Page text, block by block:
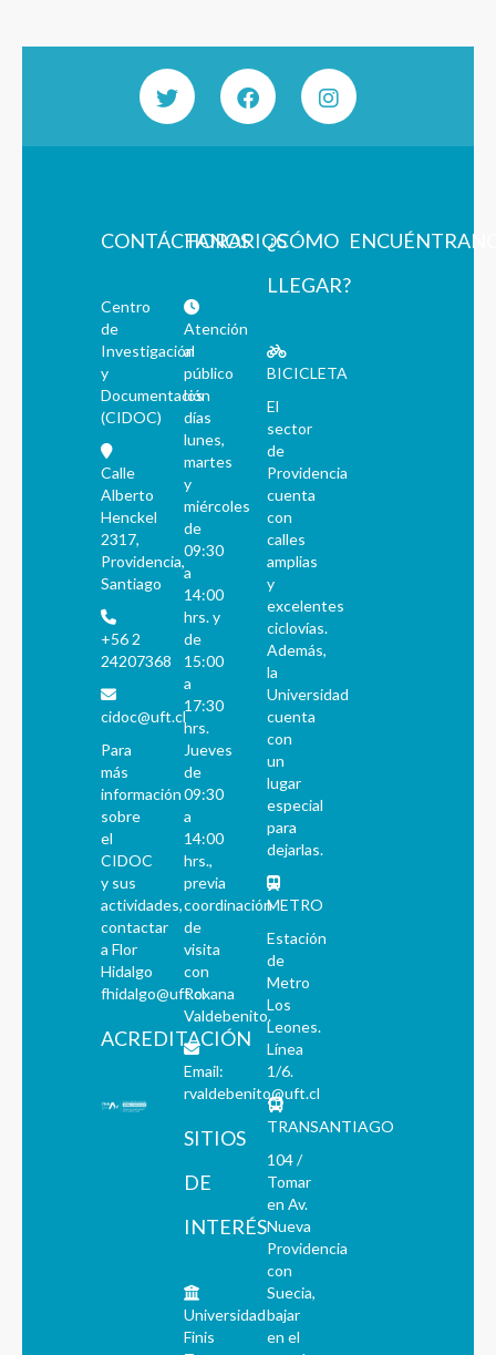
CONTÁCTANOS
Centro
de
Investigación
y
Documentación
(CIDOC)
Calle
Alberto
Henckel
2317,
Providencia,
Santiago
+56 2
24207368
cidoc@uft.cl
Para
más
información
sobre
el
CIDOC
y sus
actividades,
contactar
a Flor
Hidalgo
fhidalgo@uft.cl
ACREDITACIÓN
HORARIOS
Atención
al
público
los
días
lunes,
martes
y
miércoles
de
09:30
a
14:00
hrs. y
de
15:00
a
17:30
hrs.
Jueves
de
09:30
a
14:00
hrs.,
previa
coordinación
de
visita
con
Roxana
Valdebenito.
Email:
rvaldebenito@uft.cl
SITIOS
DE
INTERÉS
Universidad
Finis
¿CÓMO
LLEGAR?
BICICLETA
El
sector
de
Providencia
cuenta
con
calles
amplias
y
excelentes
ciclovías.
Además,
la
Universidad
cuenta
con
un
lugar
especial
para
dejarlas.
METRO
Estación
de
Metro
Los
Leones.
Línea
1/6.
TRANSANTIAGO
104 /
Tomar
en Av.
Nueva
Providencia
con
Suecia,
bajar
en el